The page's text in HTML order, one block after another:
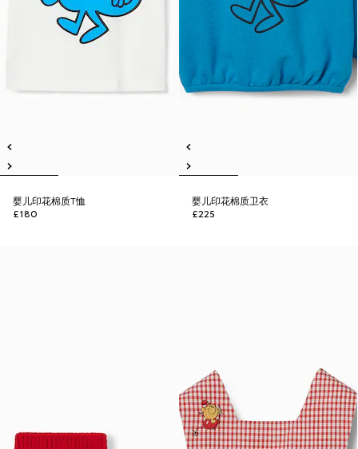
婴儿印花棉质T恤
£180
婴儿印花棉质卫衣
£225